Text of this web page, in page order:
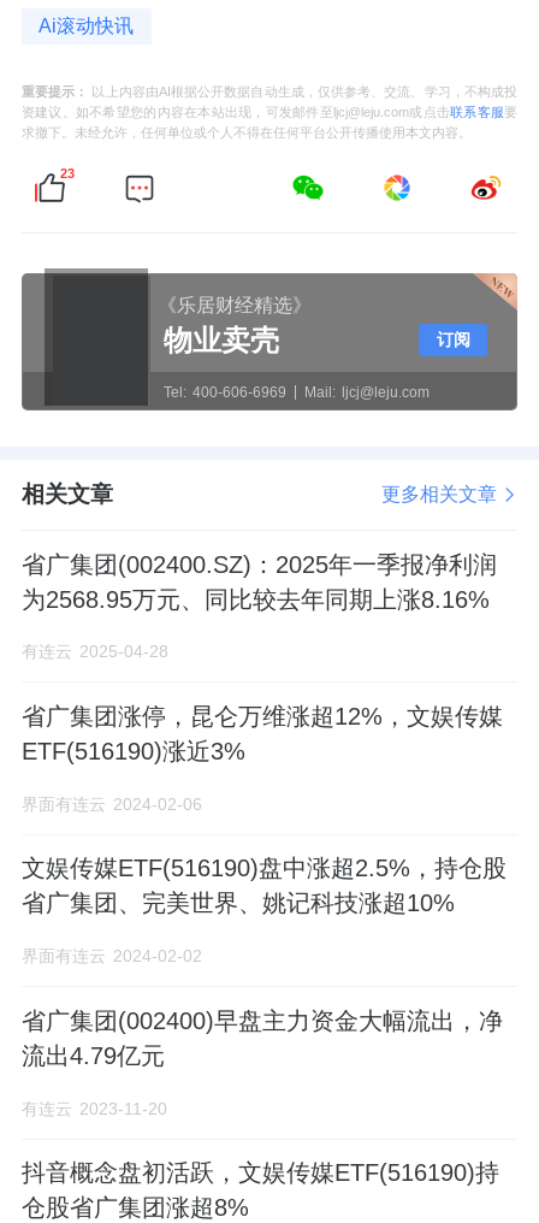
Ai滚动快讯
重要提示：
以上内容由AI根据公开数据自动生成，仅供参考、交流、学习，不构成投
资建议。如不希望您的内容在本站出现，可发邮件至ljcj@leju.com或点击联系客服要
求撤下。未经允许，任何单位或个人不得在任何平台公开传播使用本文内容。
23
《乐居财经精选》
物业卖壳
Tel: 400-606-6969 Mail: ljcj@leju.com
订阅
相关文章 更多相关文章
省广集团(002400.SZ)：2025年一季报净利润
为2568.95万元、同比较去年同期上涨8.16%
有连云 2025-04-28
省广集团涨停，昆仑万维涨超12%，文娱传媒
ETF(516190)涨近3%
界面有连云 2024-02-06
文娱传媒ETF(516190)盘中涨超2.5%，持仓股
省广集团、完美世界、姚记科技涨超10%
界面有连云 2024-02-02
省广集团(002400)早盘主力资金大幅流出，净
流出4.79亿元
有连云 2023-11-20
抖音概念盘初活跃，文娱传媒ETF(516190)持
仓股省广集团涨超8%